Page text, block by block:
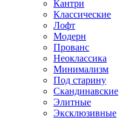
Кантри
Классические
Лофт
Модерн
Прованс
Неоклассика
Минимализм
Под старину
Скандинавские
Элитные
Эксклюзивные